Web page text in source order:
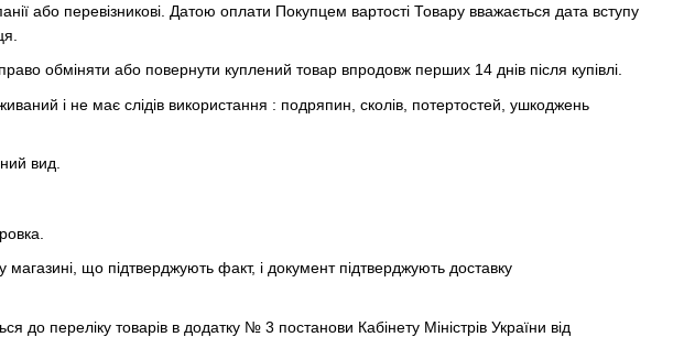
або перевізникові. Датою оплати Покупцем вартості Товару вважається дата вступу
обміняти або повернути куплений товар впродовж перших 14 днів після купівлі.
і не має слідів використання : подряпин, сколів, потертостей, ушкоджень
вид.
що підтверджують факт, і документ підтверджують доставку
до переліку товарів в додатку № 3 постанови Кабінету Міністрів України від